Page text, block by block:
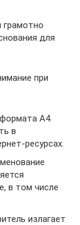
грамотно
для
при
А4.
в
ресурсах.
в том числе
излагает